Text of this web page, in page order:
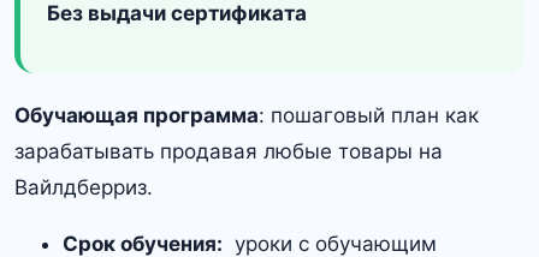
Без выдачи сертификата
Обучающая программа: пошаговый план как
зарабатывать продавая любые товары на
Вайлдберриз.
Срок обучения: уроки с обучающим